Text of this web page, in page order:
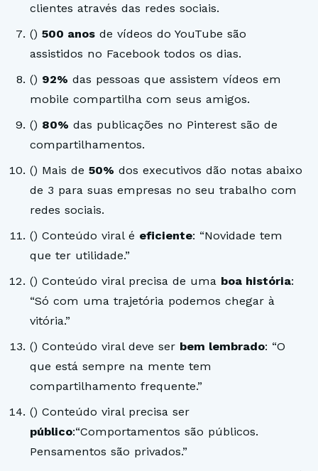
clientes através das redes sociais.
() 500 anos de vídeos do YouTube são
assistidos no Facebook todos os dias.
() 92% das pessoas que assistem vídeos em
mobile compartilha com seus amigos.
() 80% das publicações no Pinterest são de
compartilhamentos.
() Mais de50% dos executivos dão notas abaixo
de 3 para suas empresas no seu trabalho com
redes sociais.
() Conteúdo viral é eficiente: “Novidade tem
que ter utilidade.”
() Conteúdo viral precisa de uma boa história:
“Só com uma trajetória podemos chegar à
vitória.”
() Conteúdo viral deve ser bem lembrado: “O
que está sempre na mente tem
compartilhamento frequente.”
() Conteúdo viral precisa ser
público:“Comportamentos são públicos.
Pensamentos são privados.”